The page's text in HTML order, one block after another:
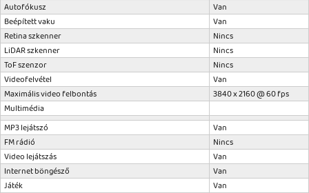
Autofókusz
Van
Beépített vaku
Van
Retina szkenner
Nincs
LiDAR szkenner
Nincs
ToF szenzor
Nincs
Videofelvétel
Van
Maximális video felbontás
3840 x 2160 @ 60 fps
Multimédia
MP3 lejátszó
Van
FM rádió
Nincs
Video lejátszás
Van
Internet böngésző
Van
Játék
Van